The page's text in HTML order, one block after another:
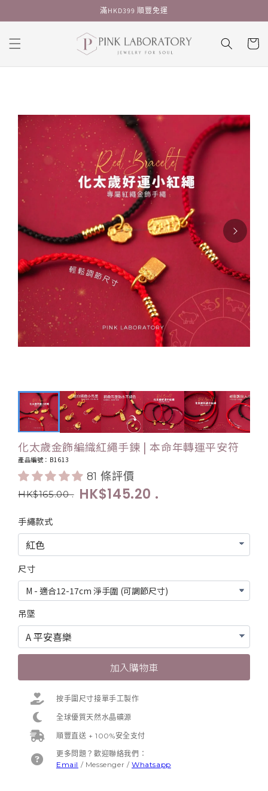
滿HKD399 順豐免運
物
化太歲金飾編織紅繩手鍊 | 本命年轉運平安符
產品編號：B1613
81 條評價
HK$145.20 .
HK$165.00.
手繩款式
尺寸
吊墜
加入購物車
按手圍尺寸接單手工製作
全球優質天然水晶礦源
順豐直送 + 100%安全支付
更多問題？歡迎聯絡我們：
Email / Messenger /Whatsapp